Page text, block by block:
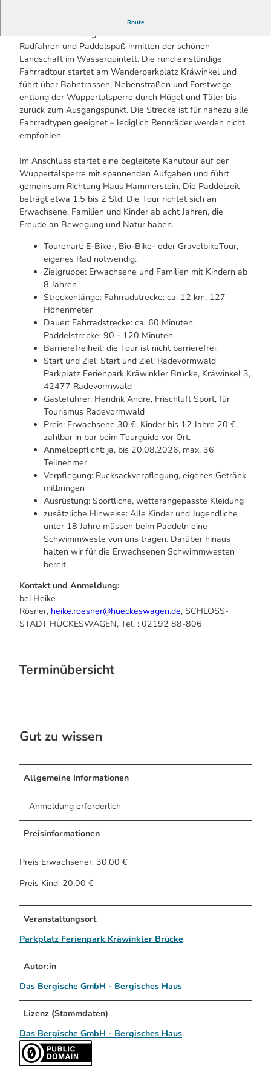
Route
Geführte Tour im Rahmen der Bergischen Radwoche
Diese abwechslungsreiche Familien-Tour verbindet
Radfahren und Paddelspaß inmitten der schönen
Landschaft im Wasserquintett. Die rund einstündige
Fahrradtour startet am Wanderparkplatz Kräwinkel und
führt über Bahntrassen, Nebenstraßen und Forstwege
entlang der Wuppertalsperre durch Hügel und Täler bis
zurück zum Ausgangspunkt. Die Strecke ist für nahezu alle
Fahrradtypen geeignet – lediglich Rennräder werden nicht
empfohlen.
Im Anschluss startet eine begleitete Kanutour auf der
Wuppertalsperre mit spannenden Aufgaben und führt
gemeinsam Richtung Haus Hammerstein. Die Paddelzeit
beträgt etwa 1,5 bis 2 Std. Die Tour richtet sich an
Erwachsene, Familien und Kinder ab acht Jahren, die
Freude an Bewegung und Natur haben.
Tourenart: E-Bike-, Bio-Bike- oder GravelbikeTour,
eigenes Rad notwendig.
Zielgruppe: Erwachsene und Familien mit Kindern ab
8 Jahren
Streckenlänge: Fahrradstrecke: ca. 12 km, 127
Höhenmeter
Dauer: Fahrradstrecke: ca. 60 Minuten,
Paddelstrecke: 90 - 120 Minuten
Barrierefreiheit: die Tour ist nicht barrierefrei.
Start und Ziel: Start und Ziel: Radevormwald
Parkplatz Ferienpark Kräwinkler Brücke, Kräwinkel 3,
42477 Radevormwald
Gästeführer: Hendrik Andre, Frischluft Sport, für
Tourismus Radevormwald
Preis: Erwachsene 30 €, Kinder bis 12 Jahre 20 €,
zahlbar in bar beim Tourguide vor Ort.
Anmeldepflicht: ja, bis 20.08.2026, max. 36
Teilnehmer
Verpflegung: Rucksackverpflegung, eigenes Getränk
mitbringen
Ausrüstung: Sportliche, wetterangepasste Kleidung
zusätzliche Hinweise: Alle Kinder und Jugendliche
unter 18 Jahre müssen beim Paddeln eine
Schwimmweste von uns tragen. Darüber hinaus
halten wir für die Erwachsenen Schwimmwesten
bereit.
Kontakt und Anmeldung:
bei Heike
Rösner, heike.roesner@hueckeswagen.de, SCHLOSS-
STADT HÜCKESWAGEN, Tel. : 02192 88-806
Terminübersicht
Gut zu wissen
Allgemeine Informationen
Anmeldung erforderlich
Preisinformationen
Preis Erwachsener: 30,00 €
Preis Kind: 20,00 €
Veranstaltungsort
Parkplatz Ferienpark Kräwinkler Brücke
Autor:in
Das Bergische GmbH - Bergisches Haus
Lizenz (Stammdaten)
Das Bergische GmbH - Bergisches Haus